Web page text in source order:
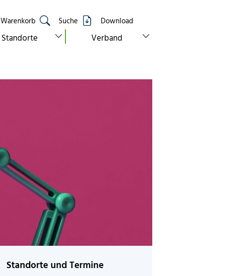
Warenkorb Suche Download
Standorte show submenu for “standorte”
Verband show submenu for “verband”
Standorte und Termine